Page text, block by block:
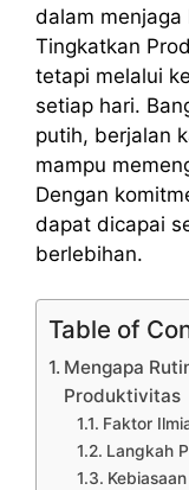
dalam menjaga
Tingkatkan
tetapi melalui
setiap hari.
putih, berjalan
mampu
Dengan
dapat dicapai
berlebihan.
Table of
Mengapa
Produktivitas
Faktor
Langkah